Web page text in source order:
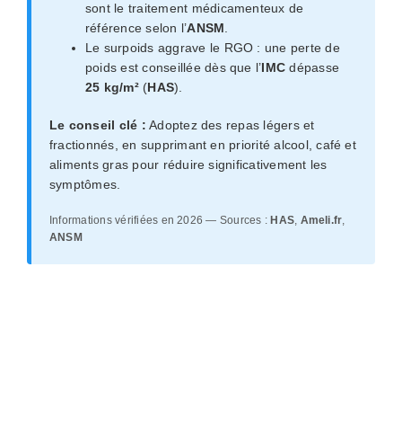
sont le traitement médicamenteux de
référence selon l’ANSM
Le surpoids aggrave le RGO : une perte de
poids est conseillée dès que l’IMC dépasse
25 kg/m²(HAS).
Le conseil clé : Adoptez des repas légers et
fractionnés, en supprimant en priorité alcool, café et
aliments gras pour réduire significativement les
symptômes.
Informations vérifiées en 2026 — Sources : HAS, Ameli.fr,
ANSM